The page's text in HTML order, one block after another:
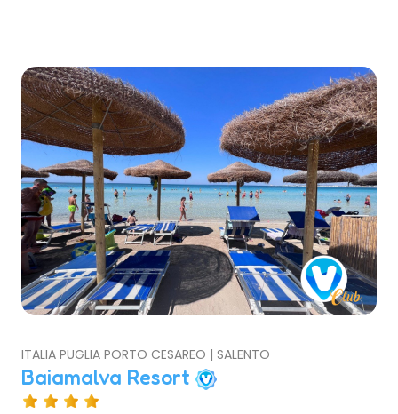
ITALIA PUGLIA PORTO CESAREO | SALENTO
Baiamalva Resort